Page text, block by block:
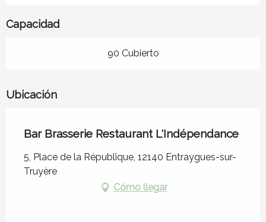
Capacidad
90 Cubierto
Ubicación
Bar Brasserie Restaurant L'Indépendance
5, Place de la République, 12140 Entraygues-sur-
Truyère
Cómo llegar